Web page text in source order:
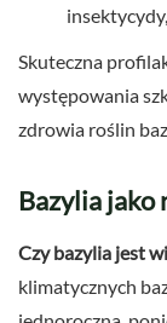
Skuteczna
występowania
zdrowia roślin
Bazylia jako
Czy bazylia jest
klimatycznych